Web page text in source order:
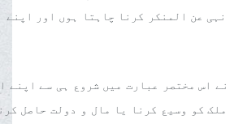
نہی عن المنکر کرنا چاہتا ہوں اور
نے اس مختصر عبارت میں شروع ہی سے
کو وسیع کرنا یا مال و دولت حاصل